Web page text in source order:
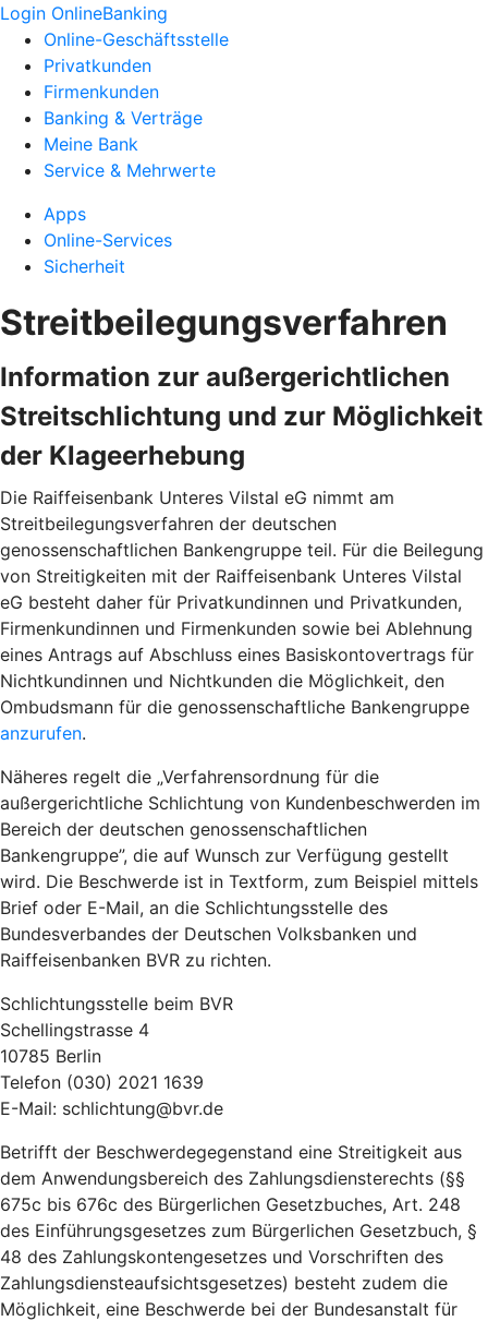
Login OnlineBanking
Online-Geschäftsstelle
Privatkunden
Firmenkunden
Banking & Verträge
Meine Bank
Service & Mehrwerte
Apps
Online-Services
Sicherheit
Streitbeilegungsverfahren
Information zur außergerichtlichen
Streitschlichtung und zur Möglichkeit
der Klageerhebung
Die Raiffeisenbank Unteres Vilstal eG nimmt am
Streitbeilegungsverfahren der deutschen
genossenschaftlichen Bankengruppe teil. Für die Beilegung
von Streitigkeiten mit der Raiffeisenbank Unteres Vilstal
eG besteht daher für Privatkundinnen und Privatkunden,
Firmenkundinnen und Firmenkunden sowie bei Ablehnung
eines Antrags auf Abschluss eines Basiskontovertrags für
Nichtkundinnen und Nichtkunden die Möglichkeit, den
Ombudsmann für die genossenschaftliche Bankengruppe
anzurufen.
Näheres regelt die „Verfahrensordnung für die
außergerichtliche Schlichtung von Kundenbeschwerden im
Bereich der deutschen genossenschaftlichen
Bankengruppe”, die auf Wunsch zur Verfügung gestellt
wird. Die Beschwerde ist in Textform, zum Beispiel mittels
Brief oder E-Mail, an die Schlichtungsstelle des
Bundesverbandes der Deutschen Volksbanken und
Raiffeisenbanken BVR zu richten.
Schlichtungsstelle beim BVR
Schellingstrasse 4
10785 Berlin
Telefon (030) 2021 1639
E-Mail: schlichtung@bvr.de
Betrifft der Beschwerdegegenstand eine Streitigkeit aus
dem Anwendungsbereich des Zahlungsdiensterechts (§§
675c bis 676c des Bürgerlichen Gesetzbuches, Art. 248
des Einführungsgesetzes zum Bürgerlichen Gesetzbuch, §
48 des Zahlungskontengesetzes und Vorschriften des
Zahlungsdiensteaufsichtsgesetzes) besteht zudem die
Möglichkeit, eine Beschwerde bei der Bundesanstalt für